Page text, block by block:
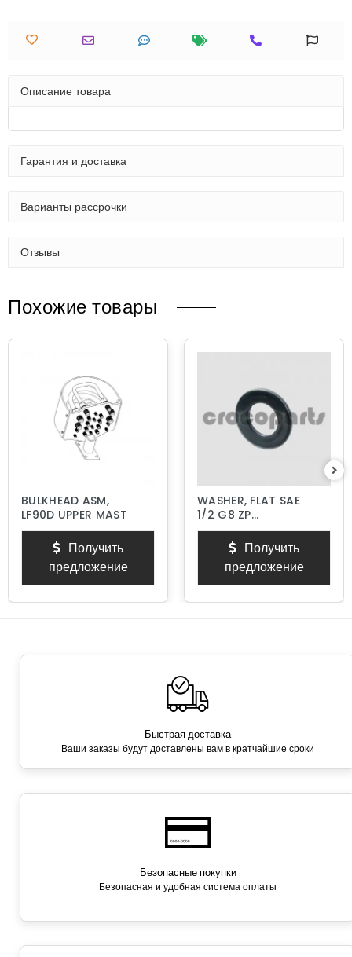
Описание товара
Гарантия и доставка
Варианты рассрочки
Отзывы
Похожие товары
BULKHEAD ASM,
LF90D UPPER MAST
Получить
предложение
WASHER, FLAT SAE
1/2 G8 ZP
HARDENED
Получить
предложение
Быстрая доставка
Ваши заказы будут доставлены вам в кратчайшие сроки
Безопасные покупки
Безопасная и удобная система оплаты